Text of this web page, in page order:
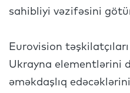
sahibliyi vəzifəsini
Eurovision
Ukrayna elementlərini
əməkdaşlıq